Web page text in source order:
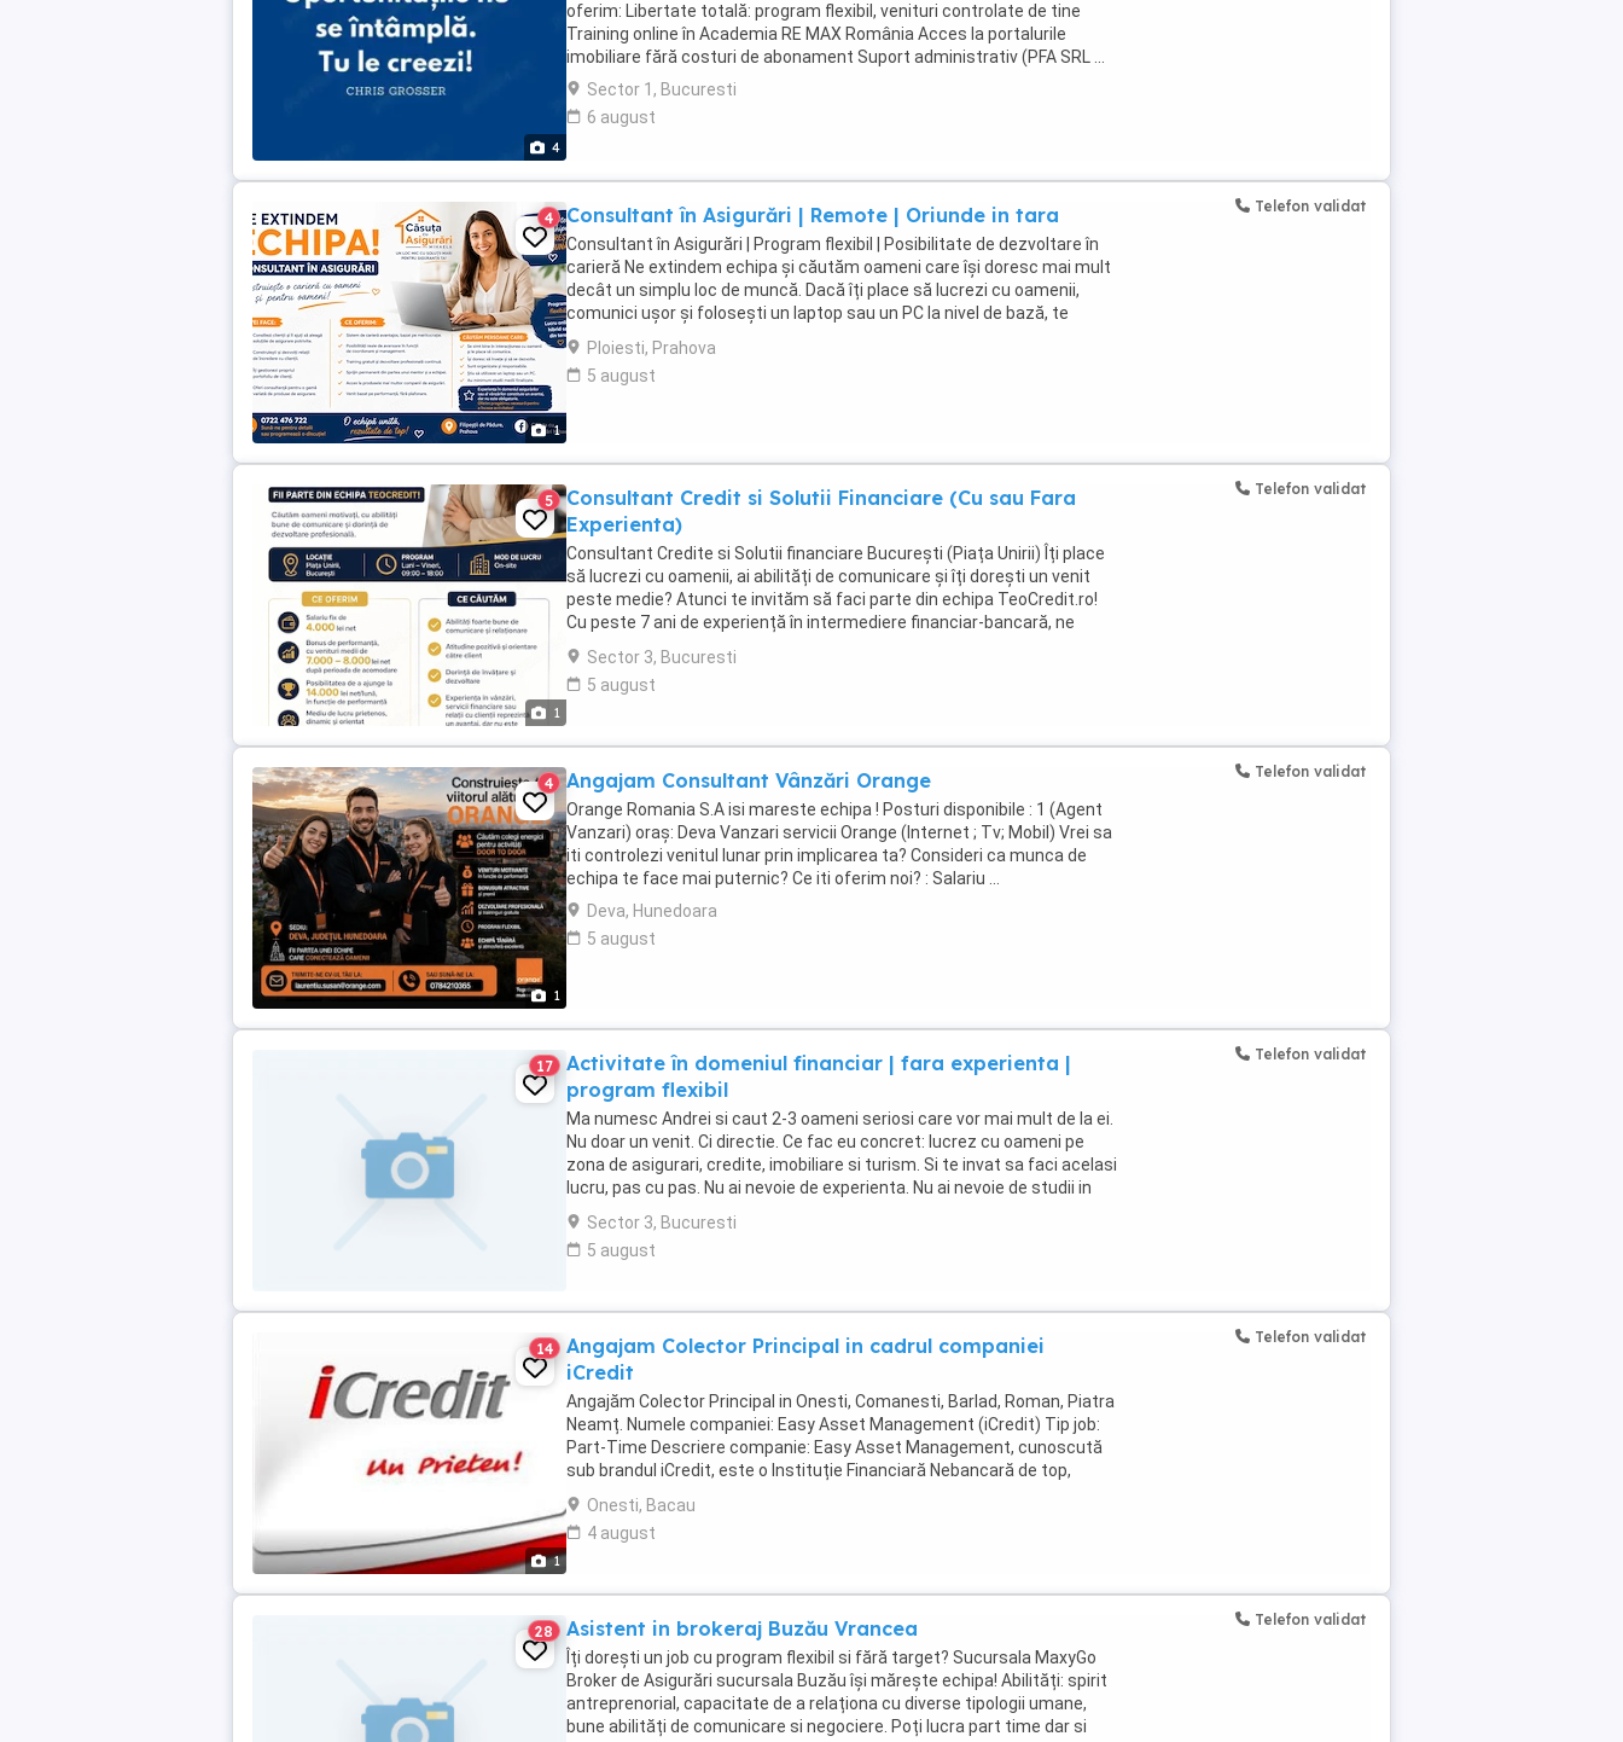
4
oferim: Libertate totală: program flexibil, venituri controlate de tine
Training online în Academia RE MAX România Acces la portalurile
imobiliare fără costuri de abonament Suport administrativ (PFA SRL ...
Sector 1, Bucuresti
6 august
1
4 Consultant în Asigurări | Remote | Oriunde in tara
Consultant în Asigurări | Program flexibil | Posibilitate de dezvoltare în
carieră Ne extindem echipa și căutăm oameni care își doresc mai mult
decât un simplu loc de muncă. Dacă îți place să lucrezi cu oamenii,
comunici ușor și folosești un laptop sau un PC la nivel de bază, te
invităm să descoperi ...
Ploiesti, Prahova
5 august
Telefon validat
1
5
Consultant Credit si Solutii Financiare (Cu sau Fara
Experienta)
Consultant Credite si Solutii financiare București (Piața Unirii) Îți place
să lucrezi cu oamenii, ai abilități de comunicare și îți dorești un venit
peste medie? Atunci te invităm să faci parte din echipa TeoCredit.ro!
Cu peste 7 ani de experiență în intermediere financiar-bancară, ne
extindem ...
Sector 3, Bucuresti
5 august
Telefon validat
1
4 Angajam Consultant Vânzări Orange
Orange Romania S.A isi mareste echipa ! Posturi disponibile : 1 (Agent
Vanzari) oraș: Deva Vanzari servicii Orange (Internet ; Tv; Mobil) Vrei sa
iti controlezi venitul lunar prin implicarea ta? Consideri ca munca de
echipa te face mai puternic? Ce iti oferim noi? : Salariu ...
Deva, Hunedoara
5 august
Telefon validat
17
Activitate în domeniul financiar | fara experienta |
program flexibil
Ma numesc Andrei si caut 2-3 oameni seriosi care vor mai mult de la ei.
Nu doar un venit. Ci directie. Ce fac eu concret: lucrez cu oameni pe
zona de asigurari, credite, imobiliare si turism. Si te invat sa faci acelasi
lucru, pas cu pas. Nu ai nevoie de experienta. Nu ai nevoie de studii in
domeniu. Dar ...
Sector 3, Bucuresti
5 august
Telefon validat
1
14
Angajam Colector Principal in cadrul companiei
iCredit
Angajăm Colector Principal in Onesti, Comanesti, Barlad, Roman, Piatra
Neamț. Numele companiei: Easy Asset Management (iCredit) Tip job:
Part-Time Descriere companie: Easy Asset Management, cunoscută
sub brandul iCredit, este o Instituție Financiară Nebancară de top,
fondată în 2005 și activă în șase ...
Onesti, Bacau
4 august
Telefon validat
28 Asistent in brokeraj Buzău Vrancea
Îți dorești un job cu program flexibil si fără target? Sucursala MaxyGo
Broker de Asigurări sucursala Buzău își mărește echipa! Abilități: spirit
antreprenorial, capacitate de a relaționa cu diverse tipologii umane,
bune abilități de comunicare si negociere. Poți lucra part time dar si
Telefon validat